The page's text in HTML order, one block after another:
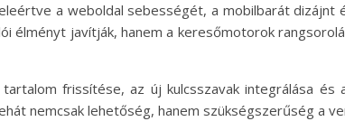
a weboldal sebességét, a mobilbarát dizájnt
élményt javítják, hanem a keresőmotorok
frissítése, az új kulcsszavak integrálása és
nemcsak lehetőség, hanem szükségszerűség a